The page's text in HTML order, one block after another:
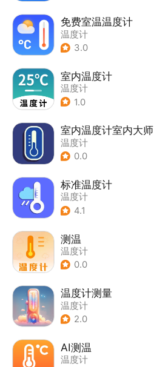
免费室温温度计
温度计
3.0
室内温度计
温度计
1.0
室内温度计室内大师
温度计
0.0
标准温度计
温度计
4.1
测温
温度计
0.0
温度计测量
温度计
2.0
AI测温
温度计